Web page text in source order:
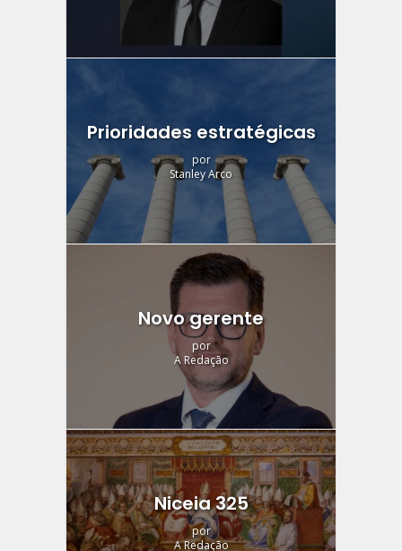
Prioridades estratégicas
por
Stanley Arco
Novo gerente
por
A Redação
Niceia 325
por
A Redação